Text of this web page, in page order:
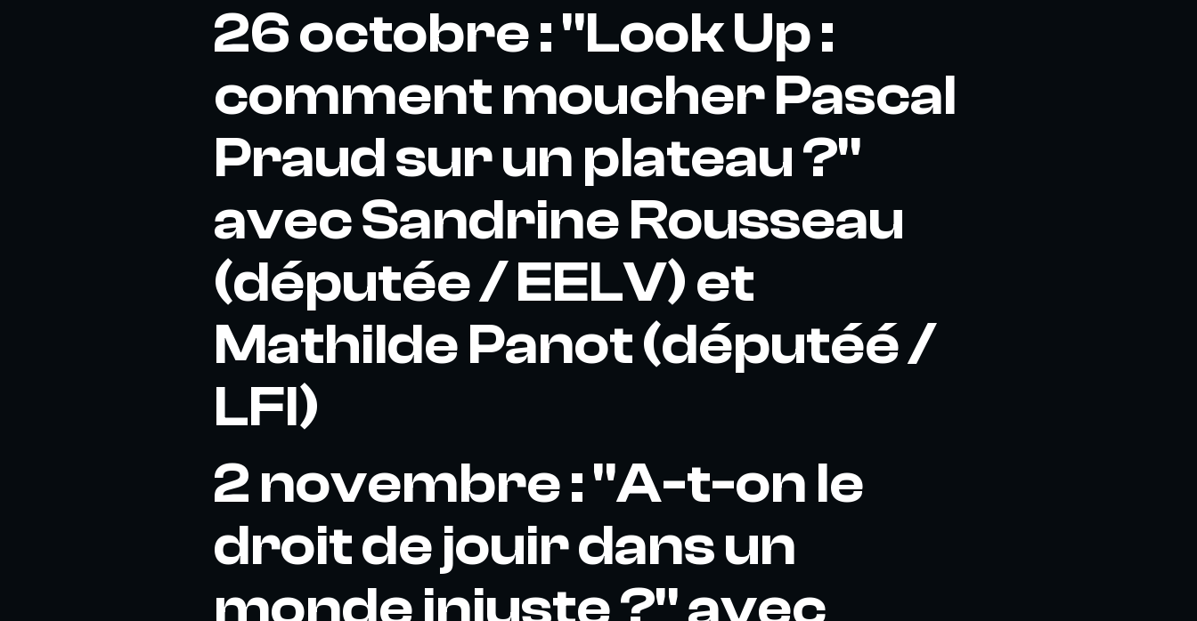
26 octobre : "Look Up :
comment moucher Pascal
Praud sur un plateau ?"
avec Sandrine Rousseau
(députée / EELV) et
Mathilde Panot (députéé /
LFI)
2 novembre : "A-t-on le
droit de jouir dans un